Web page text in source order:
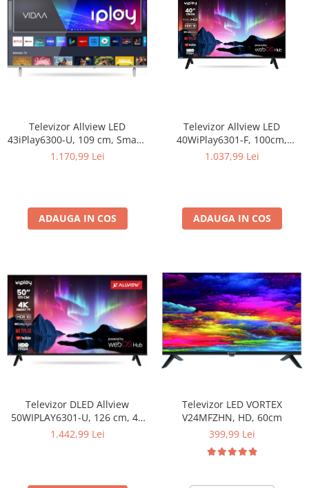
Televizor Allview LED
43iPlay6300-U, 109 cm, Smart,
4K Ultra HD, Clasa F
1.170,99 Lei
ADAUGA IN COS
Televizor Allview LED
40WiPlay6301-F, 100cm,
Smart, Full HD, Clasa E
1.037,99 Lei
ADAUGA IN COS
Televizor DLED Allview
50WIPLAY6301-U, 126 cm, 4K
Ultra HD, Clasa E, Negru
1.442,99 Lei
Televizor LED VORTEX
V24MFZHN, HD, 60cm
399,99 Lei